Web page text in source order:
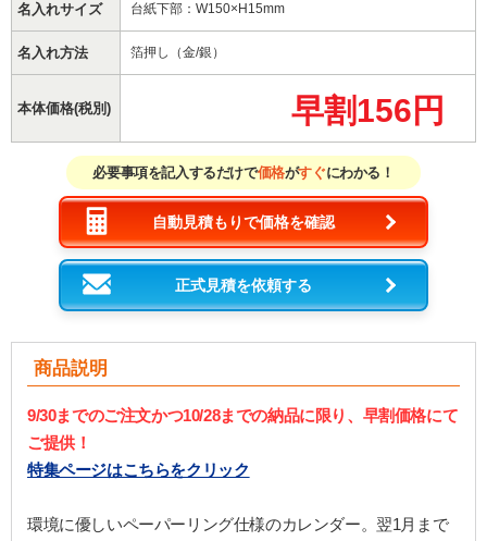
名入れサイズ 台紙下部：W150×H15mm
名入れ方法 箔押し（金/銀）
本体価格(税別) 早割156円
必要事項を記入するだけで価格がすぐにわかる！
自動見積もりで価格を確認
正式見積を依頼する
商品説明
9/30までのご注文かつ10/28までの納品に限り、早割価格にて
ご提供！
特集ページはこちらをクリック
環境に優しいペーパーリング仕様のカレンダー。翌1月まで